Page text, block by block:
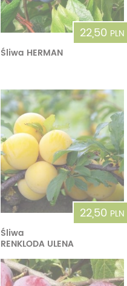
22,50 PLN
Śliwa HERMAN
22,50 PLN
Śliwa
RENKLODA ULENA